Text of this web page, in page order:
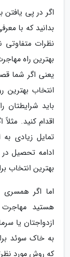
اگر در پی
بدانید که با
نظرات متفاوتی
بهترین راه
یعنی اگر شما
انتخاب
باید
اقدام کنید.
تمایل زیادی
ادامه تحصیل
بهترین انتخاب
اما اگر همسری
هستید
ازدواجتان یا
به خاک سوئد
که روش مورد